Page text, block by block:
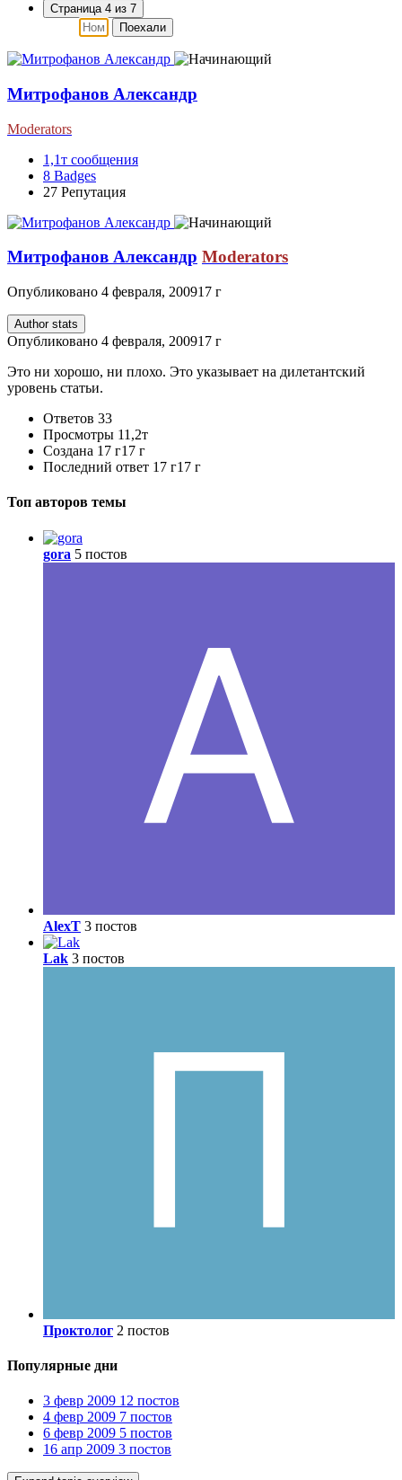
Страница 4 из 7
Поехали
Митрофанов Александр
Moderators
1,1т сообщения
8 Badges
27 Репутация
Митрофанов Александр Moderators
Опубликовано 4 февраля, 200917 г
Author stats
Опубликовано 4 февраля, 200917 г
Это ни хорошо, ни плохо. Это указывает на дилетантский
уровень статьи.
Ответов 33
Просмотры 11,2т
Создана 17 г17 г
Последний ответ 17 г17 г
Топ авторов темы
gora 5 постов
AlexT 3 постов
Lak 3 постов
Проктолог 2 постов
Популярные дни
3 февр 2009 12 постов
4 февр 2009 7 постов
6 февр 2009 5 постов
16 апр 2009 3 постов